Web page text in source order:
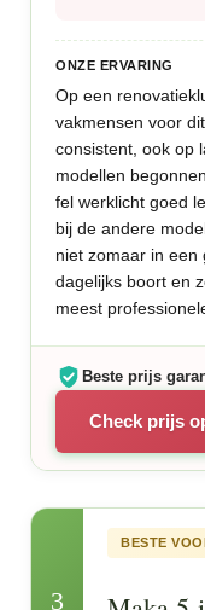
ONZE ERVARING
Op een
vakmensen voor
consistent, ook op
modellen
fel werklicht goed
bij de andere
niet zomaar in een
dagelijks boort en
meest
Beste prijs
Check prijs
3
BESTE